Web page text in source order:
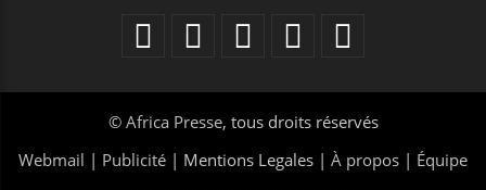
© Africa Presse, tous droits réservés
Webmail | Publicité | Mentions Legales | À propos | Équipe